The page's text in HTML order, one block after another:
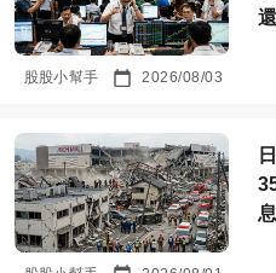
股股小幫手 2026/08/03